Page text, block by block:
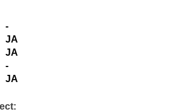
-
JA
JA
-
JA